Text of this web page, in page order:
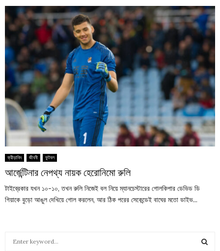
ক্রীড়াবিদ জীবনী ফুটবল
আর্জেন্টিনার নেপথ্য নায়ক হেরোনিমো রুলি
টাইব্রেকার যখন ১০-১০, তখন রুলি নিজেই বল নিয়ে ম্যানচেস্টারের গোলকিপার ডেভিড ডি
গিয়াকে বুড়ো আঙুল দেখিয়ে গোল করলেন, আর ঠিক পরের সেকেন্ডেই বাঘের মতো ডাইভ...